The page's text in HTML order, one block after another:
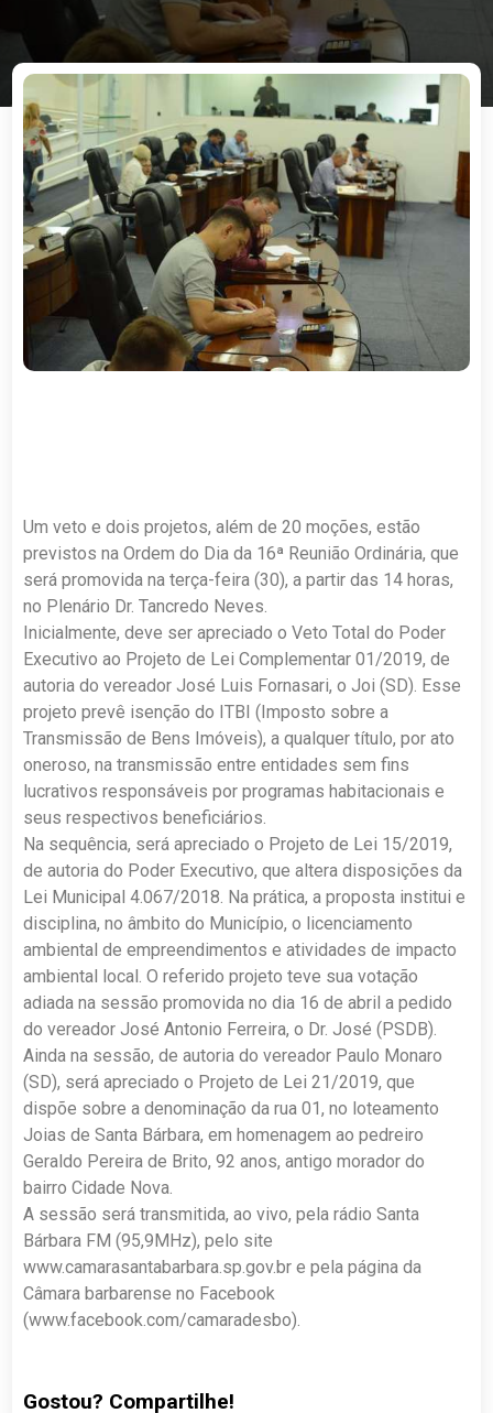
Um veto e dois projetos, além de 20 moções, estão
previstos na Ordem do Dia da 16ª Reunião Ordinária, que
será promovida na terça-feira (30), a partir das 14 horas,
no Plenário Dr. Tancredo Neves.
Inicialmente, deve ser apreciado o Veto Total do Poder
Executivo ao Projeto de Lei Complementar 01/2019, de
autoria do vereador José Luis Fornasari, o Joi (SD). Esse
projeto prevê isenção do ITBI (Imposto sobre a
Transmissão de Bens Imóveis), a qualquer título, por ato
oneroso, na transmissão entre entidades sem fins
lucrativos responsáveis por programas habitacionais e
seus respectivos beneficiários.
Na sequência, será apreciado o Projeto de Lei 15/2019,
de autoria do Poder Executivo, que altera disposições da
Lei Municipal 4.067/2018. Na prática, a proposta institui e
disciplina, no âmbito do Município, o licenciamento
ambiental de empreendimentos e atividades de impacto
ambiental local. O referido projeto teve sua votação
adiada na sessão promovida no dia 16 de abril a pedido
do vereador José Antonio Ferreira, o Dr. José (PSDB).
Ainda na sessão, de autoria do vereador Paulo Monaro
(SD), será apreciado o Projeto de Lei 21/2019, que
dispõe sobre a denominação da rua 01, no loteamento
Joias de Santa Bárbara, em homenagem ao pedreiro
Geraldo Pereira de Brito, 92 anos, antigo morador do
bairro Cidade Nova.
A sessão será transmitida, ao vivo, pela rádio Santa
Bárbara FM (95,9MHz), pelo site
www.camarasantabarbara.sp.gov.br e pela página da
Câmara barbarense no Facebook
(www.facebook.com/camaradesbo).
Gostou? Compartilhe!